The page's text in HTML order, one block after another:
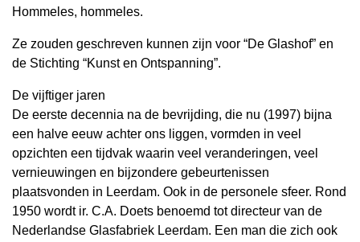
Hommeles, hommeles.
Ze zouden geschreven kunnen zijn voor “De Glashof” en
de Stichting “Kunst en Ontspanning”.
De vijftiger jaren
De eerste decennia na de bevrijding, die nu (1997) bijna
een halve eeuw achter ons liggen, vormden in veel
opzichten een tijdvak waarin veel veranderingen, veel
vernieuwingen en bijzondere gebeurtenissen
plaatsvonden in Leerdam. Ook in de personele sfeer. Rond
1950 wordt ir. C.A. Doets benoemd tot directeur van de
Nederlandse Glasfabriek Leerdam. Een man die zich ook